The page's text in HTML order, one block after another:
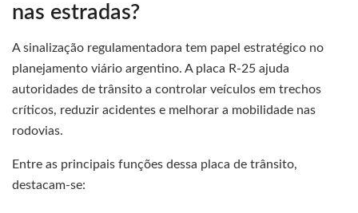
nas estradas?
A sinalização regulamentadora tem papel estratégico no
planejamento viário argentino. A placa R-25 ajuda
autoridades de trânsito a controlar veículos em trechos
críticos, reduzir acidentes e melhorar a mobilidade nas
rodovias.
Entre as principais funções dessa placa de trânsito,
destacam-se: